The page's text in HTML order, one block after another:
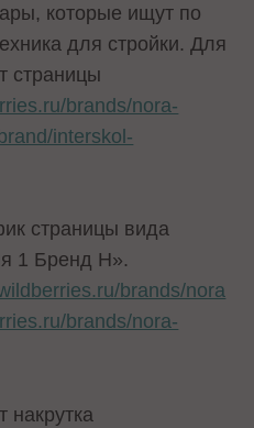
которые ищут по
для стройки. Для
страницы
brands/nora-
interskol-
страницы вида
1 Бренд Н».
brands/nora
brands/nora-
накрутка